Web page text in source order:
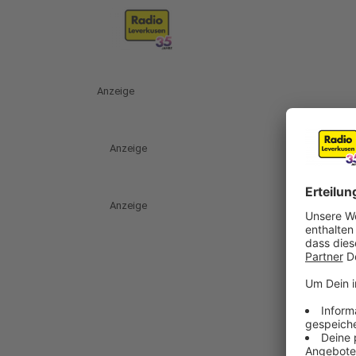
Anzeige
Anzeige
Anzeige